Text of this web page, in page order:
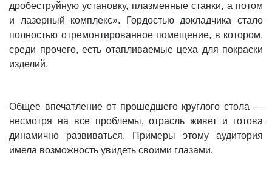
дробеструйную установку, плазменные станки, а потом
и лазерный комплекс». Гордостью докладчика стало
полностью отремонтированное помещение, в котором,
среди прочего, есть отапливаемые цеха для покраски
изделий.
Общее впечатление от прошедшего круглого стола —
несмотря на все проблемы, отрасль живет и готова
динамично развиваться. Примеры этому аудитория
имела возможность увидеть своими глазами.